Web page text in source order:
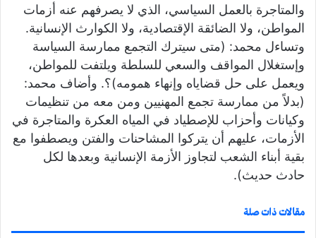
والمتاجرة بالعمل السياسي، الذي لا يصرفهم عنه أزمات
المواطن، ولا الضائقة الإقتصادية، ولا الكوارث الإنسانية.
وتساءل محمد: (متى سيترك التجمع ممارسة السياسة
وإستغلال المواقف والسعي للسلطة ويلتفت للمواطن،
ويعمل على حل قضاياه وإنهاء همومه)؟. وأضاف محمد:
(بدلاً من ممارسة تجمع المهنيين ومن معه من تنظيمات
وكيانات وأحزاب للإصطياد في المياه العكرة والمتاجرة في
الأزمات، عليهم أن يتركوا المشاحنات والفتن ويصطفوا مع
بقية أبناء الشعب لتجاوز الأزمة الإنسانية وبعدها لكل
حادث حديث).
مقالات ذات صلة